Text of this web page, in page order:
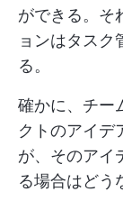
ができる。そ
ョンはタスク
る。
確かに、チー
クトのアイデ
が、そのアイ
る場合はどう